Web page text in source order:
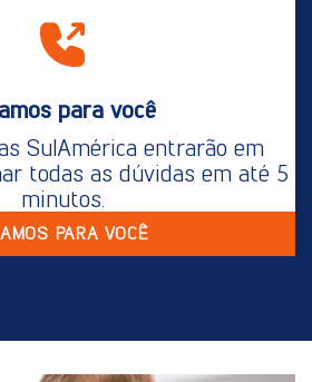
para você
SulAmérica entrarão em
todas as dúvidas em até 5
minutos.
PARA VOCÊ